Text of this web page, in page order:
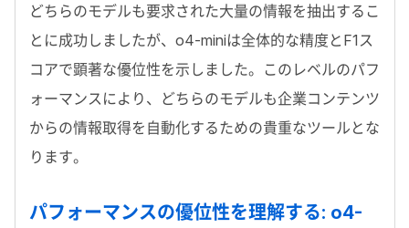
どちらのモデルも要求された大量の情報を抽出するこ
とに成功しましたが、o4-miniは全体的な精度とF1ス
コアで顕著な優位性を示しました。このレベルのパフ
ォーマンスにより、どちらのモデルも企業コンテンツ
からの情報取得を自動化するための貴重なツールとな
ります。
パフォーマンスの優位性を理解する: o4-